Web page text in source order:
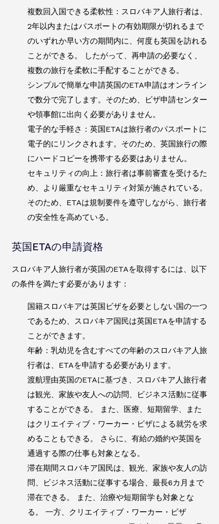
複数回入国できる柔軟性：スロバキア人旅行者は、
2年以内またはパスポートの有効期限が切れるまで
のいずれか早い方の期間内に、何度も英国を訪れる
ことができる。 したがって、再申請の必要なく、
複数の旅行を柔軟に手配することができる。
シンプルで簡単な申請英国のETA申請はオンライン
で数分で完了します。そのため、ビザ申請センター
や領事館に出向く必要がありません。
電子的な手軽さ：英国ETAは旅行者のパスポートに
電子的にリンクされます。そのため、英国旅行の際
にハードコピーを携帯する必要はありません。
セキュリティの向上：旅行者は事前審査を受けるた
め、より厳重なセキュリティ対策が施されている。
そのため、ETAは規制要件を遵守しながら、旅行者
の安全性を高めている。
英国ETAの申請資格
スロバキア人旅行者が英国のETAを取得するには、以下
の条件を満たす必要があります：
国籍スロバキアは英国ビザを必要としない国の一つ
であるため、スロバキア国民は英国ETAを申請する
ことができます。
年齢：乳幼児を含むすべての年齢のスロバキア人旅
行者は、ETAを申請する必要があります。
渡航理由英国のETAに基づき、スロバキア人旅行者
は観光、家族や友人への訪問、ビジネス活動に従事
することができる。 また、医療、短期留学、また
はクリエイティブ・ワーカー・ビザによる就労を求
めることもできる。 さらに、有給の婚約や英国を
通過する際の仕事も対象となる。
滞在期間スロバキア国民は、観光、家族や友人の訪
問、ビジネス活動に従事する場合、最長6カ月まで
滞在できる。 また、治療や短期留学も対象とな
る。 一方、クリエイティブ・ワーカー・ビザ